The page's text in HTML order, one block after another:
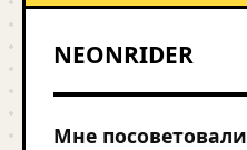
NEONRIDER
Мне